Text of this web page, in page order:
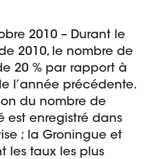
2010 – Durant le
2010, le nombre de
20 % par rapport à
l’année précédente.
du nombre de
est enregistré dans
; la Groningue et
les taux les plus